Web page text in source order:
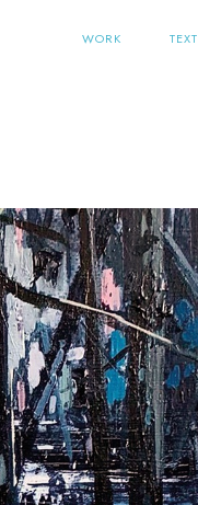
WORK TEXT